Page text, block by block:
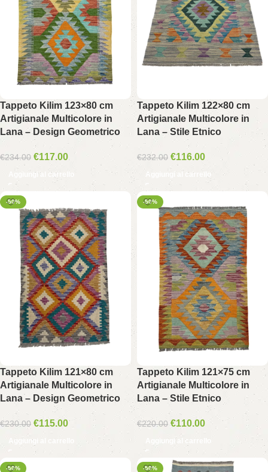
Tappeto Kilim 123×80 cm
Artigianale Multicolore in
Lana – Design Geometrico
€234.00 €117.00
Aggiungi al carrello
Tappeto Kilim 122×80 cm
Artigianale Multicolore in
Lana – Stile Etnico
€232.00 €116.00
Aggiungi al carrello
-50%
Tappeto Kilim 121×80 cm
Artigianale Multicolore in
Lana – Design Geometrico
€230.00 €115.00
Aggiungi al carrello
-50%
Tappeto Kilim 121×75 cm
Artigianale Multicolore in
Lana – Stile Etnico
€220.00 €110.00
Aggiungi al carrello
-50% -50%